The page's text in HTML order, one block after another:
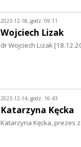
2023-12-18, godz. 09:11
Wojciech Lizak
dr Wojciech Lizak
2023-12-14, godz. 16:43
Katarzyna Kęcka
Katarzyna Kęcka, prezes